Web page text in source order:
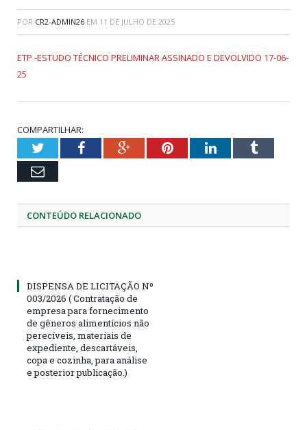
POR CR2-ADMIN26 EM 11 DE JULHO DE 2025
ETP -ESTUDO TÉCNICO PRELIMINAR ASSINADO E DEVOLVIDO 17-06-
25
COMPARTILHAR:
TwitterFacebookGoogle+PinterestLinkedInTumblr
Email
CONTEÚDO RELACIONADO
DISPENSA DE LICITAÇÃO Nº
003/2026 ( Contratação de
empresa para fornecimento
de gêneros alimentícios não
perecíveis, materiais de
expediente, descartáveis,
copa e cozinha, para análise
e posterior publicação.)